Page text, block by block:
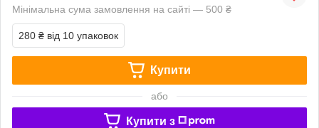
Мінімальна сума замовлення на сайті — 500 ₴
280 ₴ від 10 упаковок
Купити
або
Купити з